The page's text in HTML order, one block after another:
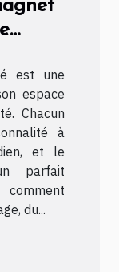
est une
espace
Chacun
à
et le
parfait
du...